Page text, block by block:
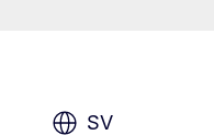
SV